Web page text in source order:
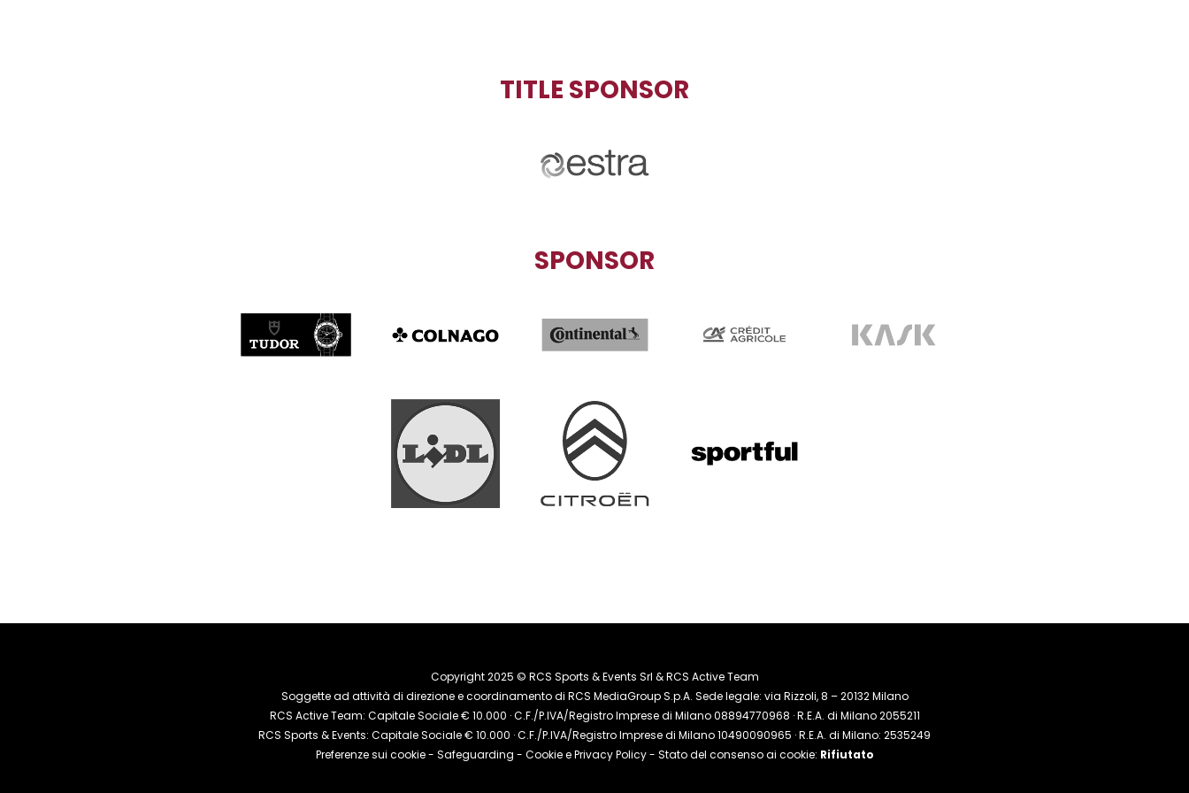
TITLE SPONSOR
SPONSOR
Copyright 2025 © RCS Sports & Events Srl & RCS Active Team
Soggette ad attività di direzione e coordinamento di RCS MediaGroup S.p.A. Sede legale: via Rizzoli, 8 – 20132 Milano
RCS Active Team: Capitale Sociale € 10.000 · C.F./P.IVA/Registro Imprese di Milano 08894770968 · R.E.A. di Milano 2055211
RCS Sports & Events: Capitale Sociale € 10.000 · C.F./P.IVA/Registro Imprese di Milano 10490090965 · R.E.A. di Milano: 2535249
Preferenze sui cookie- Safeguarding - Cookie e Privacy Policy- Stato del consenso ai cookie: Rifiutato